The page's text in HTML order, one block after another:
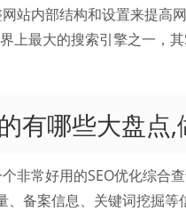
站内部结构和设置来提高
上最大的搜索引擎之一，
有哪些大盘点
个非常好用的SEO优化综合
、备案信息、关键词挖掘